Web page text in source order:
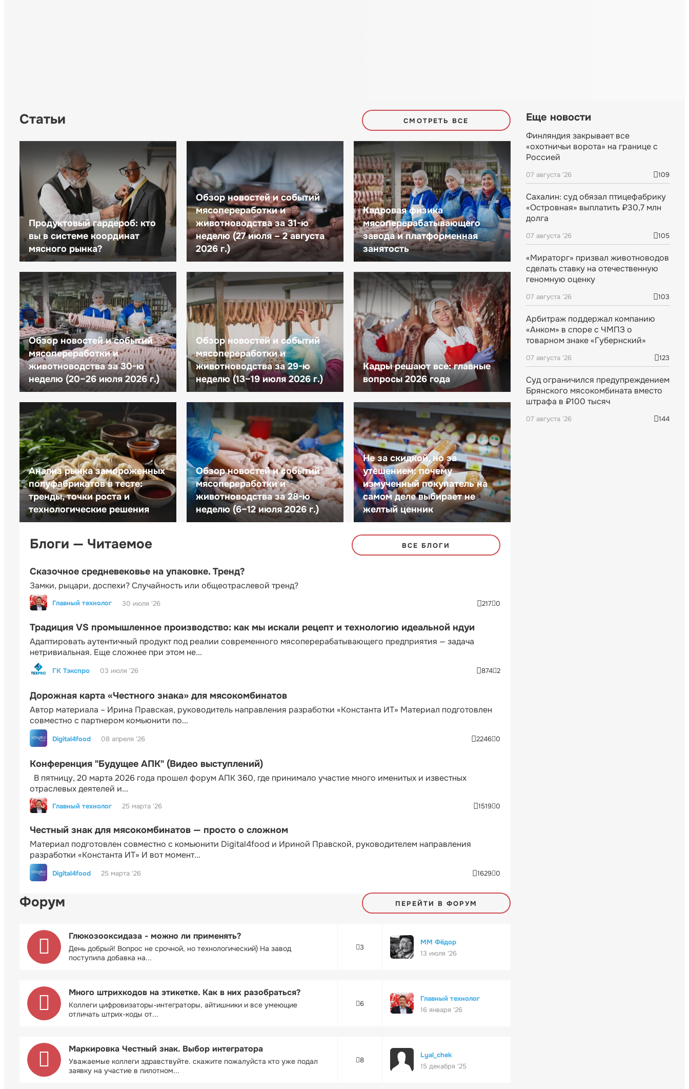
Статьи СМОТРЕТЬ ВСЕ
Продуктовый гардероб: кто
вы в системе координат
мясного рынка?
Обзор новостей и событий
мясопереработки и
животноводства за 31-ю
неделю (27 июля – 2 августа
2026 г.)
Кадровая физика
мясоперерабатывающего
завода и платформенная
занятость
Обзор новостей и событий
мясопереработки и
животноводства за 30-ю
неделю (20–26 июля 2026 г.)
Обзор новостей и событий
мясопереработки и
животноводства за 29-ю
неделю (13–19 июля 2026 г.)
Кадры решают все: главные
вопросы 2026 года
Анализ рынка замороженных
полуфабрикатов в тесте:
тренды, точки роста и
технологические решения
Обзор новостей и событий
мясопереработки и
животноводства за 28-ю
неделю (6–12 июля 2026 г.)
Не за скидкой, но за
утешением: почему
измученный покупатель на
самом деле выбирает не
желтый ценник
Блоги — Читаемое ВСЕ БЛОГИ
Сказочное средневековье на упаковке. Тренд?
Замки, рыцари, доспехи? Случайность или общеотраслевой тренд?
Главный технолог 30 июля '26 217 0
Традиция VS промышленное производство: как мы искали рецепт и технологию идеальной ндуи
Адаптировать аутентичный продукт под реалии современного мясоперерабатывающего предприятия — задача
нетривиальная. Еще сложнее при этом не...
ГК Тэкспро 03 июля '26 874 2
Дорожная карта «Честного знака» для мясокомбинатов
Автор материала – Ирина Правская, руководитель направления разработки «Константа ИТ» Материал подготовлен
совместно с партнером комьюнити по...
Digital4food 08 апреля '26 2246 0
Конференция "Будущее АПК" (Видео выступлений)
В пятницу, 20 марта 2026 года прошел форум АПК 360, где принимало участие много именитых и известных
отраслевых деятелей и...
Главный технолог 25 марта '26 1519 0
Честный знак для мясокомбинатов — просто о сложном
Материал подготовлен совместно с комьюнити Digital4food и Ириной Правской, руководителем направления
разработки «Константа ИТ» И вот момент...
Digital4food 25 марта '26 1629 0
Форум ПЕРЕЙТИ В ФОРУМ
Глюкозооксидаза - можно ли применять?
День добрый! Вопрос не срочной, но технологический) На завод
поступила добавка на...
3
ММ Фёдор
13 июля '26
Много штрихкодов на этикетке. Как в них разобраться?
Коллеги цифровизаторы-интеграторы, айтишники и все умеющие
отличать штрих-коды от...
6
Главный технолог
16 января '26
Маркировка Честный знак. Выбор интегратора
Уважаемые коллеги здравствуйте. скажите пожалуйста кто уже подал
заявку на участие в пилотном...
8
Lyal_chek
15 декабря '25
Еще новости
Финляндия закрывает все
«охотничьи ворота» на границе с
Россией
07 августа '26 109
Сахалин: суд обязал птицефабрику
«Островная» выплатить ₽30,7 млн
долга
07 августа '26 105
«Мираторг» призвал животноводов
сделать ставку на отечественную
геномную оценку
07 августа '26 103
Арбитраж поддержал компанию
«Анком» в споре с ЧМПЗ о
товарном знаке «Губернский»
07 августа '26 123
Суд ограничился предупреждением
Брянского мясокомбината вместо
штрафа в ₽100 тысяч
07 августа '26 144